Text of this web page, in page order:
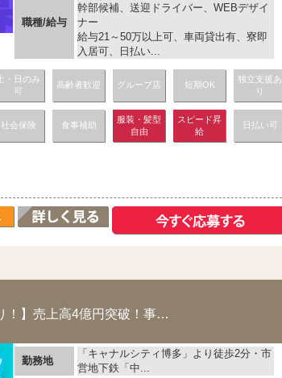
職種/給与
幹部候補、送迎ドライバー、WEBデザイ
ナー
給与21～50万以上可、車両貸出有、寮即
入居可、日払い...
土・日のみ
可
高齢者歓迎 グループ店 短期OK
独立支援あ
り
社会保険 食事補助
服装・髪型
自由
スピード昇
給
日払い可
【スタッフでも年収500万！】【即日入寮できる寮あり！】売上高4億円突破！事業拡大につ...
勤務地
「キャナルシティ博多」より徒歩2分・市
営地下鉄「中...